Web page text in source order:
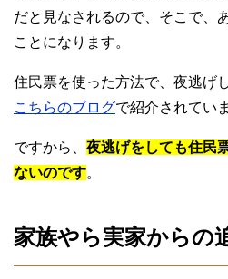
だと見なされるので、そこで、
ことになります。
住民票を使った方法で、夜逃げ
こちらのブログで紹介されてい
ですから、 夜逃げをしても住民
ないのです。
家族やら実家からの